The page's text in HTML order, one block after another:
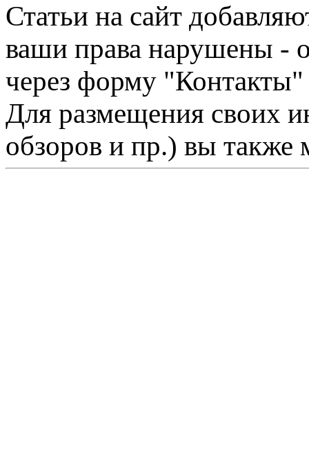
Статьи на сайт
ваши права нарушены -
через форму "Контакты"
Для размещения своих
обзоров и пр.) вы также